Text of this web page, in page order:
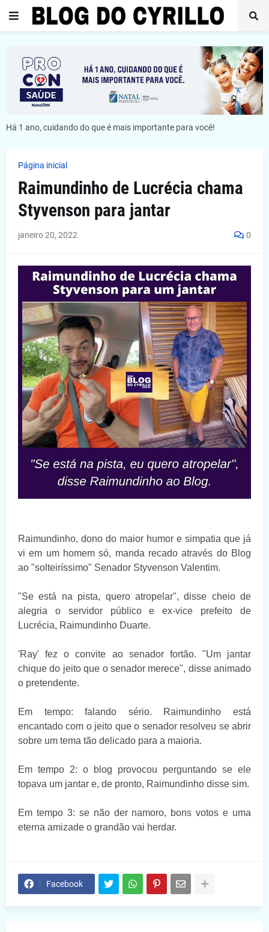
Há 1 ano, cuidando do que é mais importante para você!
Página inicial
Raimundinho de Lucrécia chama
Styvenson para jantar
janeiro 20, 2022 0
Raimundinho, dono do maior humor e simpatia que já
vi em um homem só, manda recado através do Blog
ao "solteiríssimo" Senador Styvenson Valentim.
"Se está na pista, quero atropelar", disse cheio de
alegria o servidor público e ex-vice prefeito de
Lucrécia, Raimundinho Duarte.
'Ray' fez o convite ao senador fortão. "Um jantar
chique do jeito que o senador merece", disse animado
o pretendente.
Em tempo: falando sério. Raimundinho está
encantado com o jeito que o senador resolveu se abrir
sobre um tema tão delicado para a maioria.
Em tempo 2: o blog provocou perguntando se ele
topava um jantar e, de pronto, Raimundinho disse sim.
Em tempo 3: se não der namoro, bons votos e uma
eterna amizade o grandão vai herdar.
Facebook